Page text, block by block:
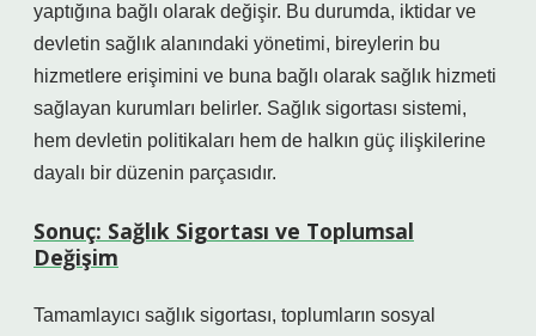
yaptığına bağlı olarak değişir. Bu durumda, iktidar ve
devletin sağlık alanındaki yönetimi, bireylerin bu
hizmetlere erişimini ve buna bağlı olarak sağlık hizmeti
sağlayan kurumları belirler. Sağlık sigortası sistemi,
hem devletin politikaları hem de halkın güç ilişkilerine
dayalı bir düzenin parçasıdır.
Sonuç: Sağlık Sigortası ve Toplumsal
Değişim
Tamamlayıcı sağlık sigortası, toplumların sosyal